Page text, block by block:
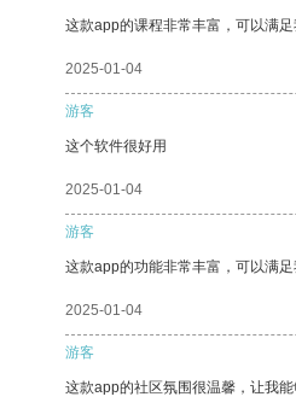
这款app的课程非常丰富，可以满
2025-01-04
游客
这个软件很好用
2025-01-04
游客
这款app的功能非常丰富，可以满足
2025-01-04
游客
这款app的社区氛围很温馨，让我能